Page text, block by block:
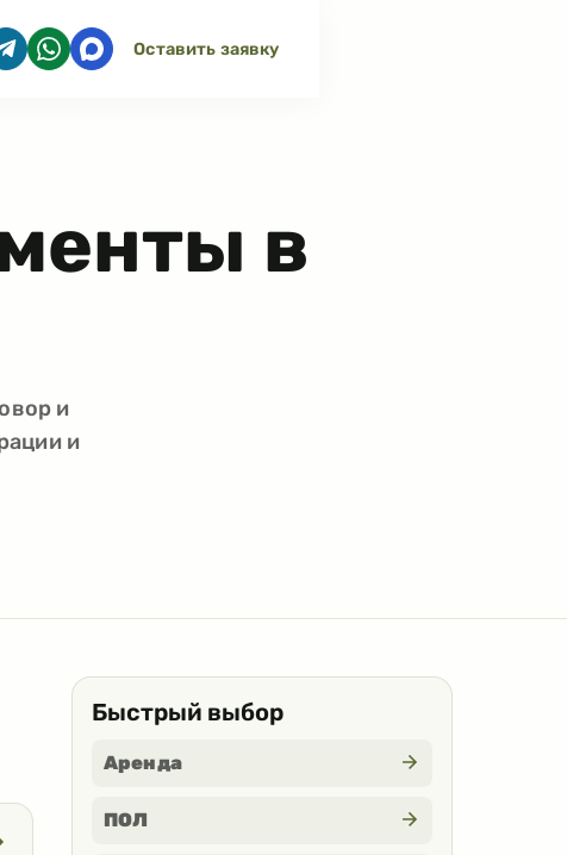
Оставить заявку
в
и
и
Быстрый выбор
Аренда
ПОЛ